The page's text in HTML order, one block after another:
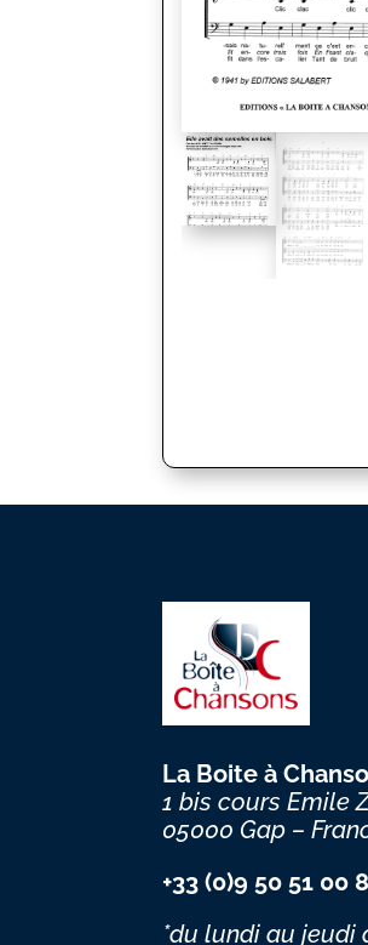
La Boite à
1 bis cours Emile
05000 Gap –
+33 (0)9 50 51 00
*du lundi au jeudi